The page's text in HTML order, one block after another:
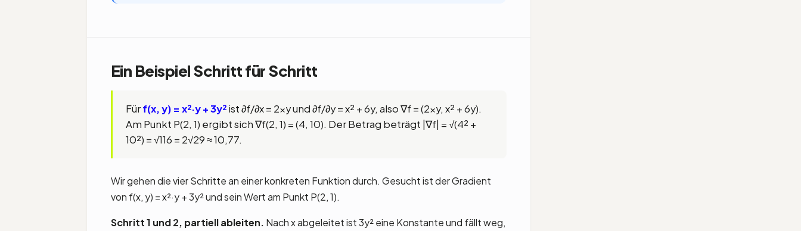
Ein Beispiel Schritt für Schritt
Fürf(x, y) = x²·y + 3y²ist ∂f/∂x = 2xy und ∂f/∂y = x² + 6y, also ∇f = (2xy, x² + 6y).
Am Punkt P(2, 1) ergibt sich ∇f(2, 1) = (4, 10). Der Betrag beträgt |∇f| = √(4² +
10²) = √116 = 2√29 ≈ 10,77.
Wir gehen die vier Schritte an einer konkreten Funktion durch. Gesucht ist der Gradient
von f(x, y) = x²·y + 3y² und sein Wert am Punkt P(2, 1).
Schritt 1 und 2, partiell ableiten. Nach x abgeleitet ist 3y² eine Konstante und fällt weg,